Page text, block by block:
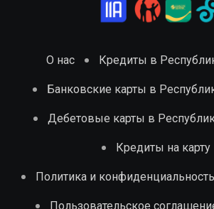
О нас Кредиты в
Банковские карты в
Дебетовые карты в
Кредиты на карту
Политика и конфиденциальность
Пользовательское